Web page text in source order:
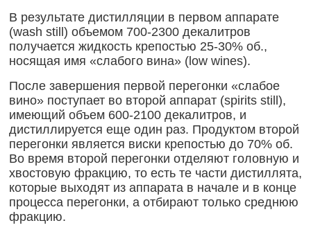
В результате дистилляции в первом аппарате
(wash still) объемом 700-2300 декалитров
получается жидкость крепостью 25-30% об.,
носящая имя «слабого вина» (low wines).
После завершения первой перегонки «слабое
вино» поступает во второй аппарат (spirits still),
имеющий объем 600-2100 декалитров, и
дистиллируется еще один раз. Продуктом второй
перегонки является виски крепостью до 70% об.
Во время второй перегонки отделяют головную и
хвостовую фракцию, то есть те части дистиллята,
которые выходят из аппарата в начале и в конце
процесса перегонки, а отбирают только среднюю
фракцию.